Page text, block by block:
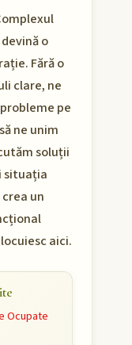
o
Fără o
clare, ne
pe
ne unim
soluții
situația
un
aici.
Ocupate